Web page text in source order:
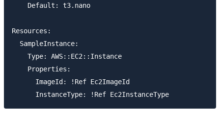
    Default: t3.nano
Resources:
  SampleInstance:
    Type: AWS::EC2::Instance
    Properties:
      ImageId: !Ref Ec2ImageId